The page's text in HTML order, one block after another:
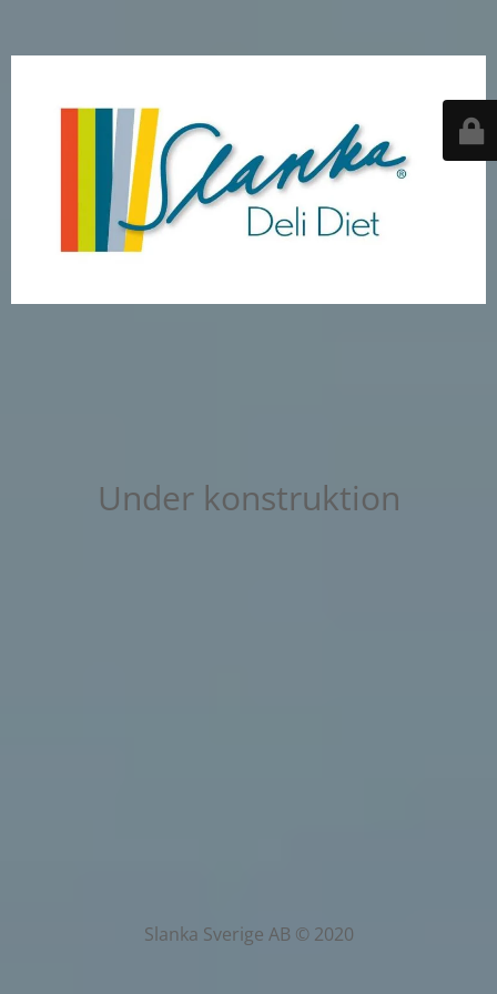
Under konstruktion
Slanka Sverige AB © 2020